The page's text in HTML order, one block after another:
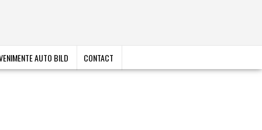
AUTO BILD CONTACT